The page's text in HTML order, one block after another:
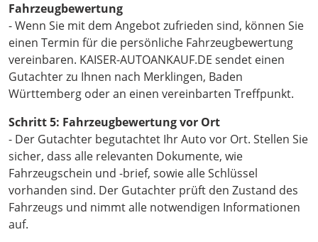
Fahrzeugbewertung
- Wenn Sie mit dem Angebot zufrieden sind, können Sie
einen Termin für die persönliche Fahrzeugbewertung
vereinbaren. KAISER-AUTOANKAUF.DE sendet einen
Gutachter zu Ihnen nach Merklingen, Baden
Württemberg oder an einen vereinbarten Treffpunkt.
Schritt 5: Fahrzeugbewertung vor Ort
- Der Gutachter begutachtet Ihr Auto vor Ort. Stellen Sie
sicher, dass alle relevanten Dokumente, wie
Fahrzeugschein und -brief, sowie alle Schlüssel
vorhanden sind. Der Gutachter prüft den Zustand des
Fahrzeugs und nimmt alle notwendigen Informationen
auf.